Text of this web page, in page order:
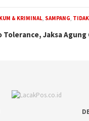
& KRIMINAL, SAMPANG,
Tolerance, Jaksa